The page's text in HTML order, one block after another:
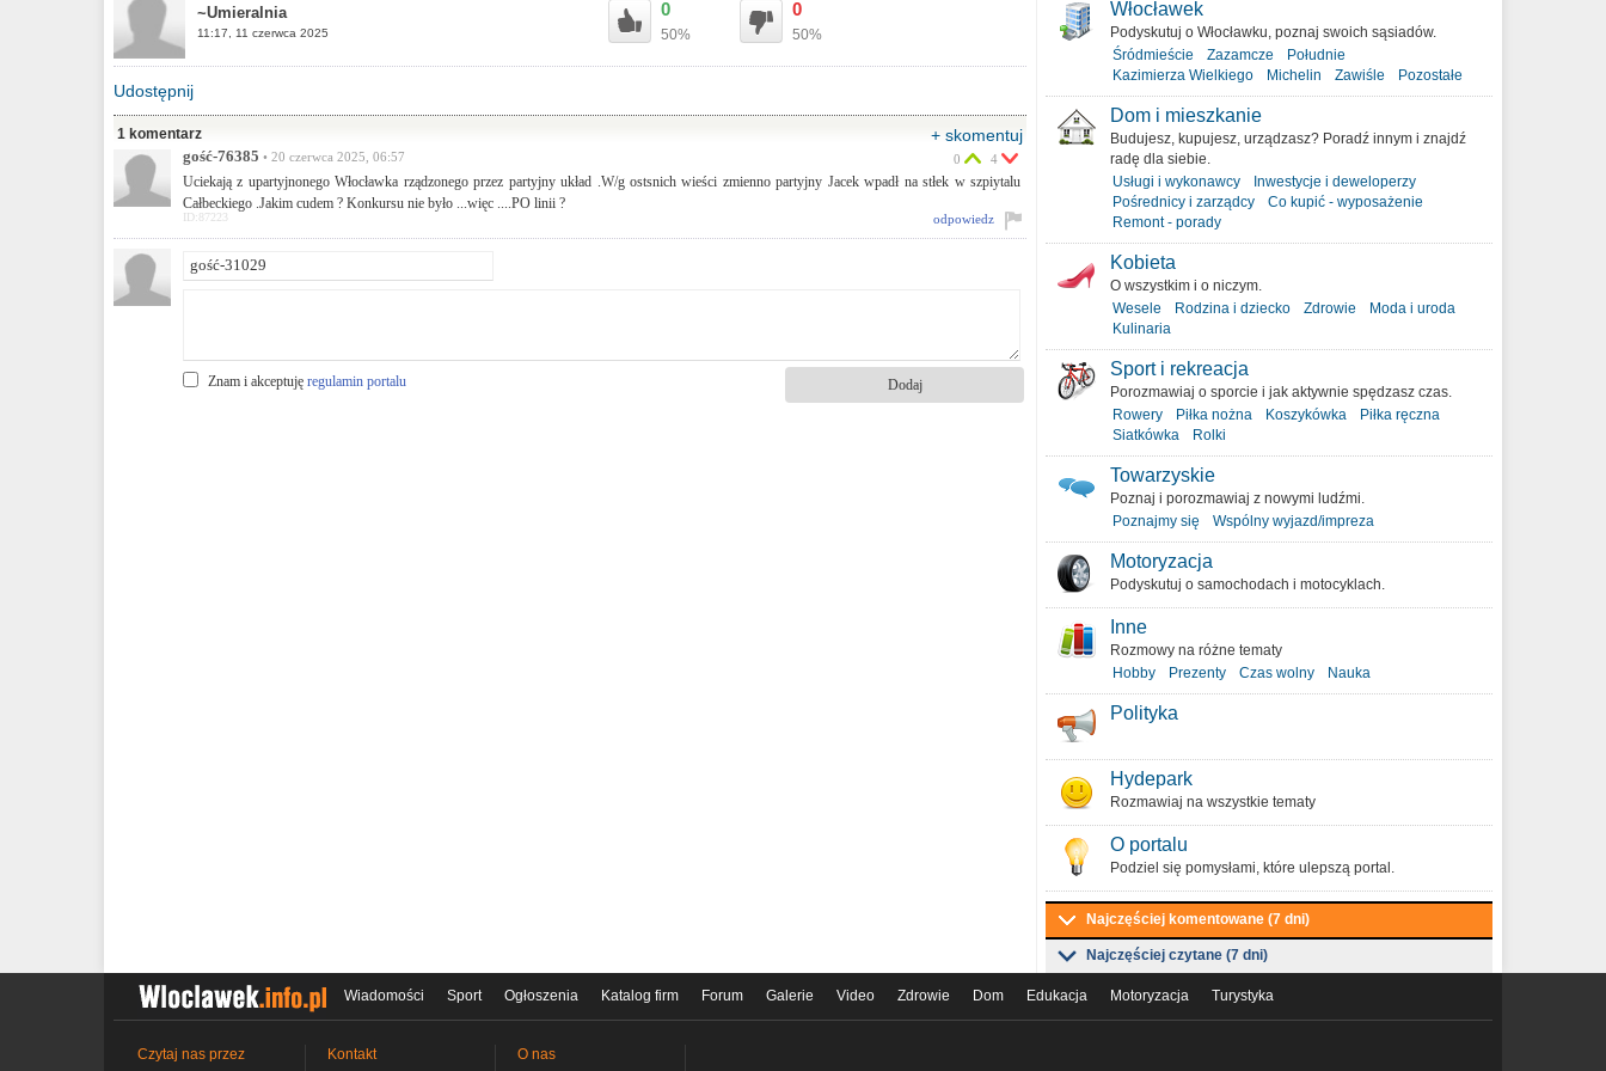
~Umieralnia
11:17, 11 czerwca 2025
0
50%
0
50%
Udostępnij
1 komentarz + skomentuj
gość-76385 • 20 czerwca 2025, 06:57
Uciekają z upartyjnonego Włocławka rządzonego przez partyjny układ .W/g ostsnich wieści zmienno partyjny Jacek wpadł na stłek w szpiytalu
Całbeckiego .Jakim cudem ? Konkursu nie było ...więc ....PO linii ?
0 4
odpowiedz
ID:87223
Znam i akceptuję regulamin portalu
Włocławek
Podyskutuj o Włocławku, poznaj swoich sąsiadów.
Śródmieście
Zazamcze
Południe
Kazimierza Wielkiego
Michelin Zawiśle Pozostałe
Dom i mieszkanie
Budujesz, kupujesz, urządzasz? Poradź innym i znajdź
radę dla siebie.
Usługi i wykonawcy
Inwestycje i deweloperzy
Pośrednicy i zarządcy
Co kupić - wyposażenie
Remont - porady
Kobieta
O wszystkim i o niczym.
Wesele
Rodzina i dziecko Zdrowie
Moda i uroda
Kulinaria
Sport i rekreacja
Porozmawiaj o sporcie i jak aktywnie spędzasz czas.
Rowery
Piłka nożna Koszykówka
Piłka ręczna
Siatkówka
Rolki
Towarzyskie
Poznaj i porozmawiaj z nowymi ludźmi.
Poznajmy się
Wspólny wyjazd/impreza
Motoryzacja
Podyskutuj o samochodach i motocyklach.
Inne
Rozmowy na różne tematy
Hobby
Prezenty Czas wolny Nauka
Polityka
Hydepark
Rozmawiaj na wszystkie tematy
O portalu
Podziel się pomysłami, które ulepszą portal.
Najczęściej komentowane (7 dni)
Najczęściej czytane (7 dni)
Wiadomości Sport Ogłoszenia Katalog firm Forum Galerie Video Zdrowie Dom Edukacja Motoryzacja Turystyka
Czytaj nas przez Kontakt O nas